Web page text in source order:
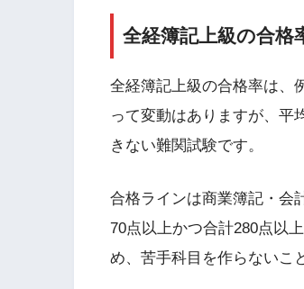
全経簿記上級の合格
全経簿記上級の合格率は、
って変動はありますが、平
きない難関試験です。
合格ラインは商業簿記・会
70点以上かつ合計280点以
め、苦手科目を作らないこ